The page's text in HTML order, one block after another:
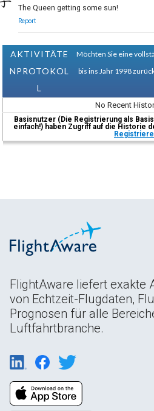
The Queen getting some sun!
Report
AKTIVITÄTE
NPROTOKOL
L
Möchten Sie eine
bis ins Jahr 1998
No Recent
Basisnutzer (Die Registrierung als
einfach!) haben Zugriff auf die Historie
FlightAware liefert exakte
von Echtzeit-Flugdaten,
Prognosen für alle
Luftfahrtbranche.